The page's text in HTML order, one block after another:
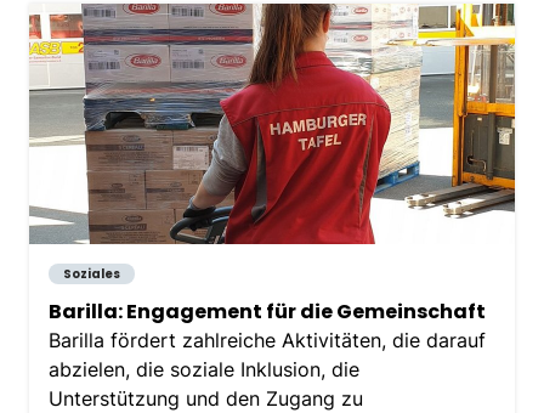
Soziales
Barilla: Engagement für die Gemeinschaft
Barilla fördert zahlreiche Aktivitäten, die darauf
abzielen, die soziale Inklusion, die
Unterstützung und den Zugang zu